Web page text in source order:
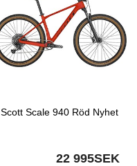
Scott Scale 940 Röd Nyhet
22 995SEK